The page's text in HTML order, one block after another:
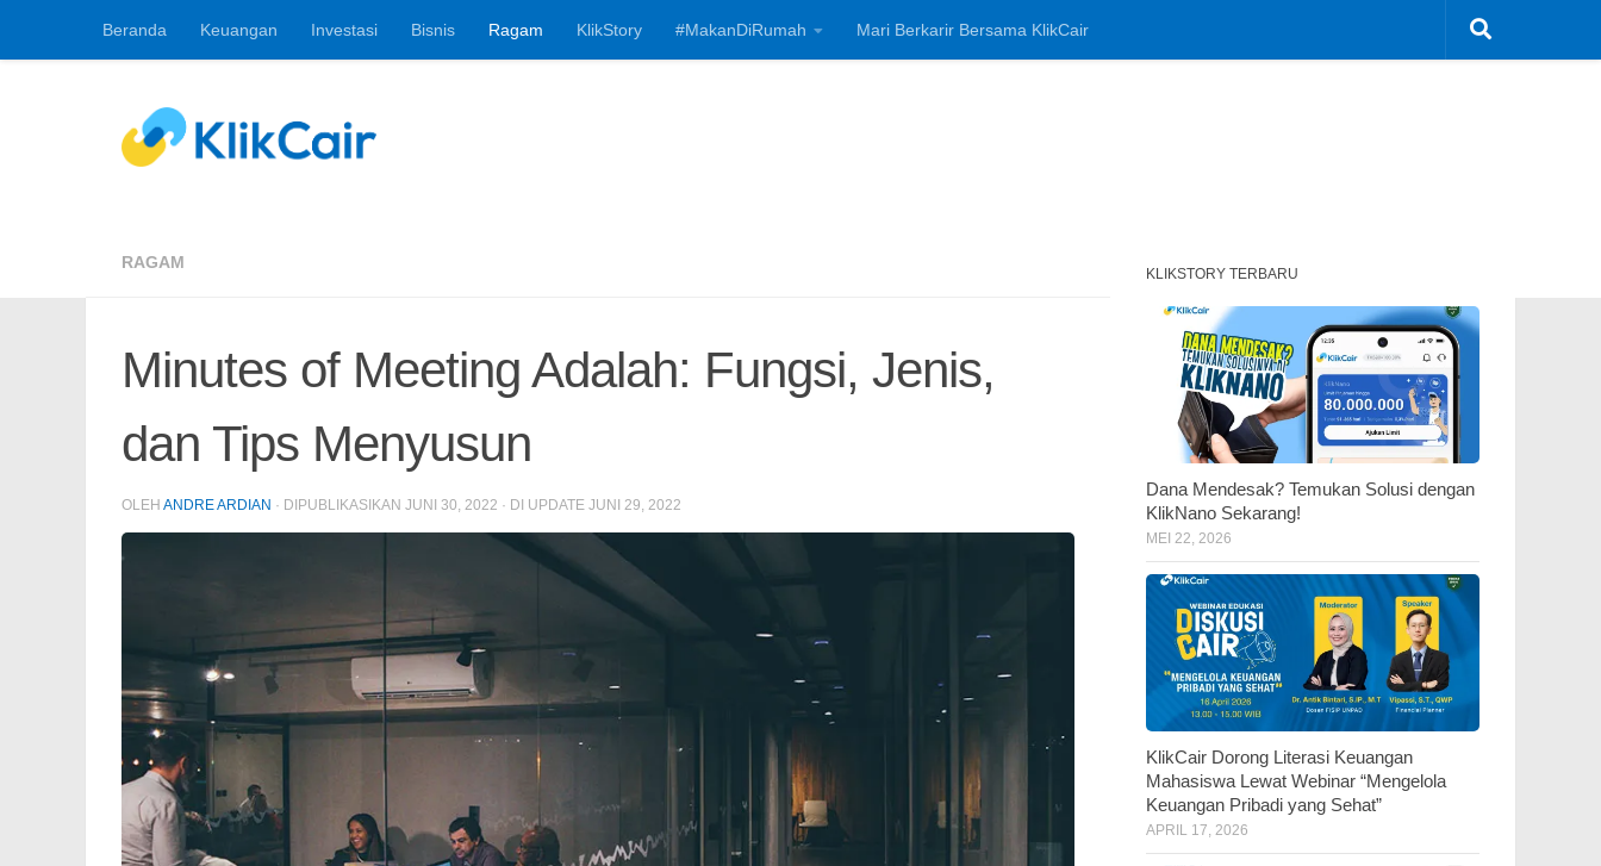
Skip to content
Beranda Keuangan Investasi Bisnis Ragam KlikStory #MakanDiRumah Mari Berkarir Bersama KlikCair
RAGAM
Minutes of Meeting Adalah: Fungsi, Jenis,
dan Tips Menyusun
OLEH ANDRE ARDIAN · DIPUBLIKASIKAN JUNI 30, 2022 · DI UPDATE JUNI 29, 2022
KLIKSTORY TERBARU
Dana Mendesak? Temukan Solusi dengan
KlikNano Sekarang!
MEI 22, 2026
KlikCair Dorong Literasi Keuangan
Mahasiswa Lewat Webinar “Mengelola
Keuangan Pribadi yang Sehat”
APRIL 17, 2026